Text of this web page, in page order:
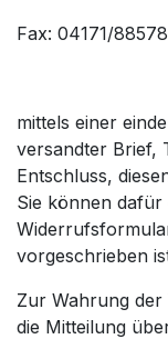
Fax: 04171/
mittels einer
versandter Brief,
Entschluss,
Sie können dafür
vorgeschrieben
Zur Wahrung der
die Mitteilung